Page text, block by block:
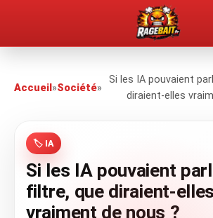
SOUMETTRE SA RAGE
ÇA FAIT RÉAGIR
🔥 VOIR LE BUZZ
Accueil »Société»
Si les IA pouvaient
diraient-elles
🏷️ IA
Si les IA pouvaient
filtre, que diraient-elles
vraiment de nous ?